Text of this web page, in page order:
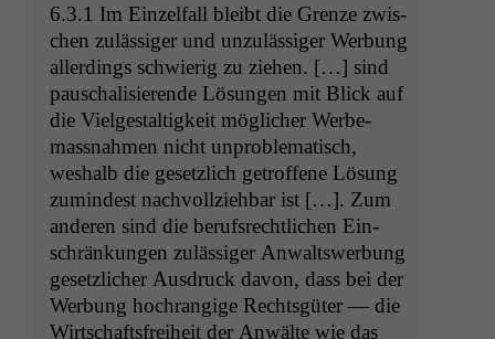
6.3.1 Im Einzelfall bleibt die Gren­ze zwis­
chen zuläs­siger und unzuläs­siger Wer­bung
allerd­ings schwierig zu ziehen. […] sind
pauschal­isierende Lösun­gen mit Blick auf
die Vielgestaltigkeit möglich­er Werbe­
mass­nah­men nicht unprob­lema­tisch,
weshalb die geset­zlich getrof­fene Lösung
zumin­d­est nachvol­lziehbar ist […]. Zum
anderen sind die beruf­s­rechtlichen Ein­
schränkun­gen zuläs­siger Anwaltswer­bung
geset­zlich­er Aus­druck davon, dass bei der
Wer­bung hochrangige Rechts­güter — die
Wirtschafts­frei­heit der Anwälte wie das